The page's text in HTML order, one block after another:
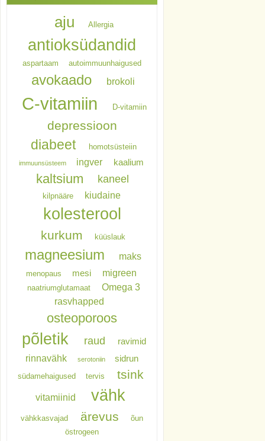
aju Allergia
antioksüdandid
aspartaam autoimmuunhaigused
avokaado brokoli
C-vitamiin D-vitamiin
depressioon
diabeet homotsüsteiin
immuunsüsteem ingver kaalium
kaltsium kaneel
kilpnääre kiudaine
kolesterool
kurkum küüslauk
magneesium maks
menopaus mesi migreen
naatriumglutamaat
Omega 3
rasvhapped
osteoporoos
põletik raud ravimid
rinnavähk serotoniin sidrun
südamehaigused tervis tsink
vitamiinid vähk
vähkkasvajad ärevus
õun
östrogeen